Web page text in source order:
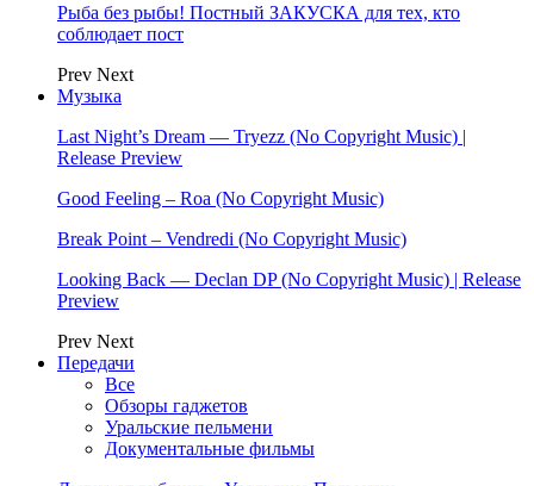
Рыба без рыбы! Постный ЗАКУСКА для тех, кто
соблюдает пост
Prev Next
Музыка
Last Night’s Dream — Tryezz (No Copyright Music) |
Release Preview
Good Feeling – Roa (No Copyright Music)
Break Point – Vendredi (No Copyright Music)
Looking Back — Declan DP (No Copyright Music) | Release
Preview
Prev Next
Передачи
Все
Обзоры гаджетов
Уральские пельмени
Документальные фильмы